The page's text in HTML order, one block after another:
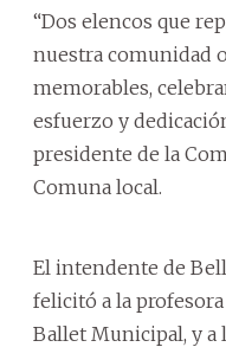
“Dos elencos que
nuestra comunidad
memorables,
esfuerzo y
presidente de la
Comuna local.
El intendente de
felicitó a la
Ballet Municipal, y a